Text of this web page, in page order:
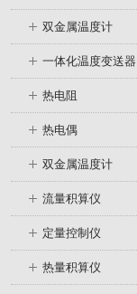
双金属温度计
一体化温度变送器
热电阻
热电偶
双金属温度计
流量积算仪
定量控制仪
热量积算仪